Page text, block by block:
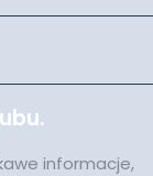
informacje,